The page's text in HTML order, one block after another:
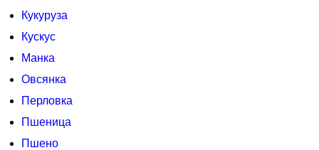
Кукуруза
Кускус
Манка
Овсянка
Перловка
Пшеница
Пшено